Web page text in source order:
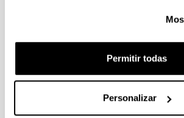
Permitir todas
Personalizar
PESQUERO Y ALIMENTARIO VASCO
Plazo de presentación cerrado: 26/05/2026 -
(12/06/2026) Listado provisional de
y desestimadas. Plazo de presentación de
el 17 de junio de 2026, inclusive.